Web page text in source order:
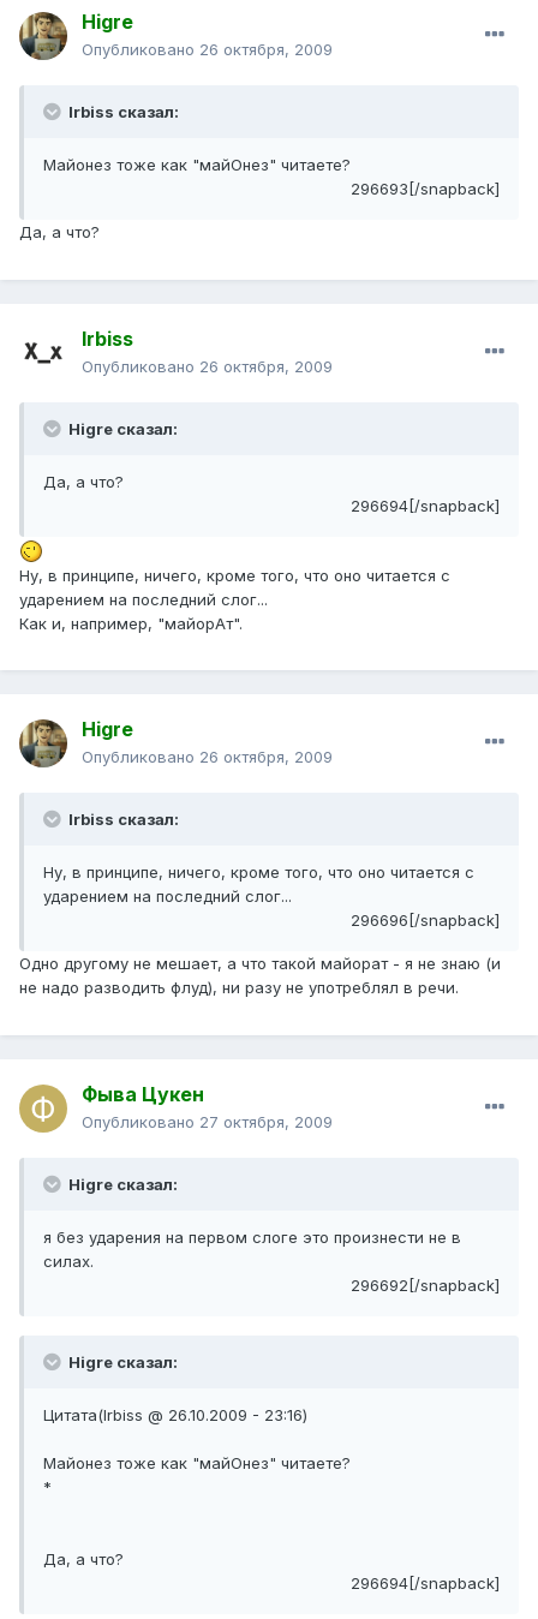
Higre
Опубликовано 26 октября, 2009
Irbiss сказал:
Майонез тоже как "майОнез" читаете?
296693[/snapback]
Да, а что?
Irbiss
Опубликовано 26 октября, 2009
Higre сказал:
Да, а что?
296694[/snapback]
Ну, в принципе, ничего, кроме того, что оно читается с
ударением на последний слог...
Как и, например, "майорАт".
Higre
Опубликовано 26 октября, 2009
Irbiss сказал:
Ну, в принципе, ничего, кроме того, что оно читается с
ударением на последний слог...
296696[/snapback]
Одно другому не мешает, а что такой майорат - я не знаю (и
не надо разводить флуд), ни разу не употреблял в речи.
Фыва Цукен
Опубликовано 27 октября, 2009
Higre сказал:
я без ударения на первом слоге это произнести не в
силах.
296692[/snapback]
Higre сказал:
Цитата(Irbiss @ 26.10.2009 - 23:16)
Майонез тоже как "майОнез" читаете?
*
Да, а что?
296694[/snapback]